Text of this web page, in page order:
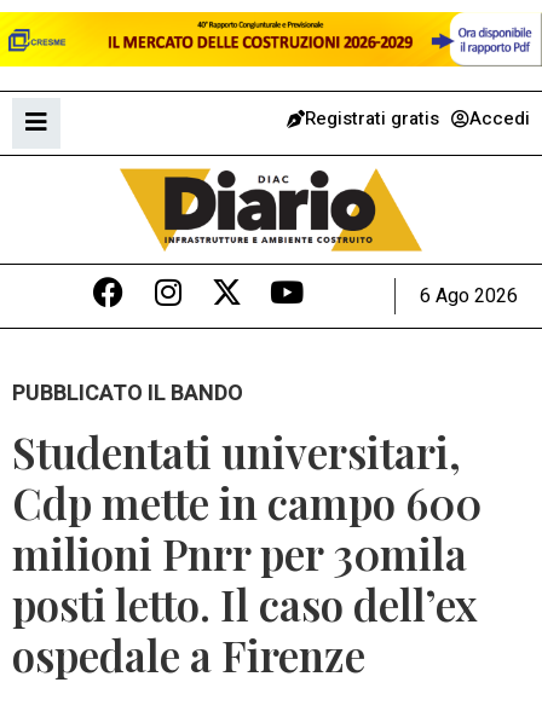
Registrati gratis Accedi
6 Ago 2026
PUBBLICATO IL BANDO
Studentati universitari,
Cdp mette in campo 600
milioni Pnrr per 30mila
posti letto. Il caso dell’ex
ospedale a Firenze